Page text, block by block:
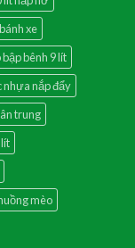
xe
bênh 9 lít
nhựa nắp đẩy
trung
mèo